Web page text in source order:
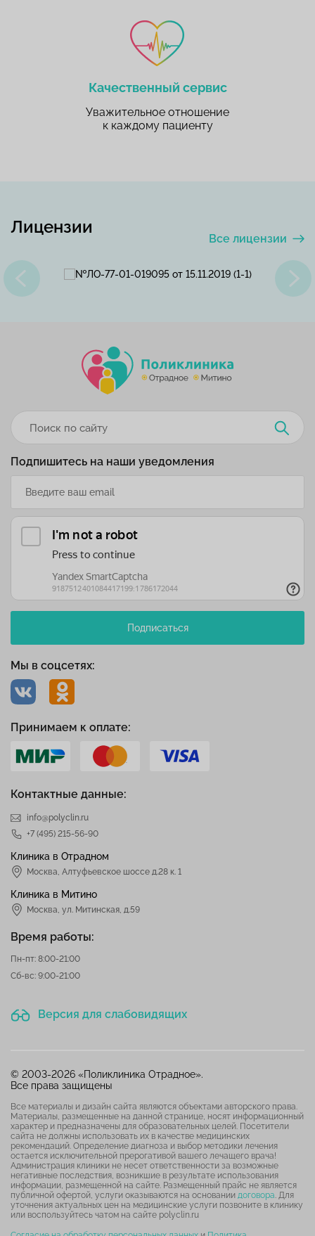
Качественный сервис
Уважительное отношение
к каждому пациенту
Лицензии
Все лицензии
Контактные данные:
info@polyclin.ru
+7 (495) 215-56-90
Клиника в Отрадном
Москва Алтуфьевское шоссе д.28 к. 1
Клиника в Митино
Москва, ул. Митинская, д.59
Время работы:
Пн-пт: 8:00-21:00
Сб-вс: 9:00-21:00
Мы в соцсетях:
Подпишитесь на наши уведомления
Подписаться
Версия для слабовидящих
Принимаем к оплате:
© 2003-2026 «Поликлиника Отрадное».
Все права защищены
Все материалы и дизайн сайта являются объектами авторского права.
Материалы, размещенные на данной странице, носят информационный
характер и предназначены для образовательных целей. Посетители
сайта не должны использовать их в качестве медицинских
рекомендаций. Определение диагноза и выбор методики лечения
остается исключительной прерогативой вашего лечащего врача!
Администрация клиники не несет ответственности за возможные
негативные последствия, возникшие в результате использования
информации, размещенной на сайте. Размещенный прайс не является
публичной офертой, услуги оказываются на основании договора . Для
уточнения актуальных цен на медицинские услуги позвоните в клинику
или воспользуйтесь чатом на сайте polyclin.ru